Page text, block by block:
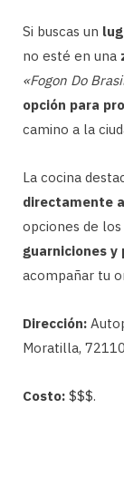
Si buscas un
no esté en una
«Fogon Do
opción para
camino a la
La cocina
directamente
opciones de los
guarniciones y
acompañar tu
Dirección:
Moratilla,
Costo: $$$.